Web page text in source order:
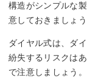
構造がシンプルな
意しておきましょう
ダイヤル式は、ダ
紛失するリスクは
で注意しましょう